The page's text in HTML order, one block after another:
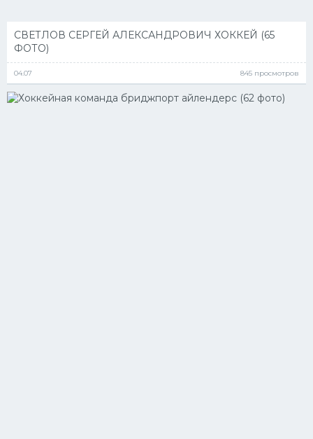
СВЕТЛОВ СЕРГЕЙ АЛЕКСАНДРОВИЧ ХОККЕЙ (65
ФОТО)
04.07 845 просмотров